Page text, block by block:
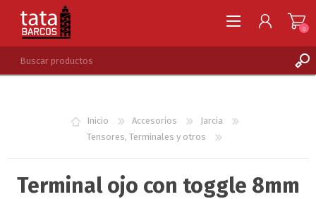
LISTA DE DESEOS
0
Inicio Accesorios
Jarcia
Tensores, Terminales y otros
Terminal ojo con toggle 8mm